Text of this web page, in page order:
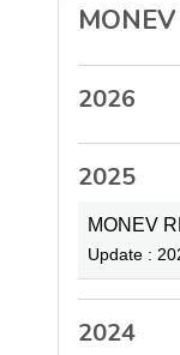
2026
2025
MONEV
Update :
2024